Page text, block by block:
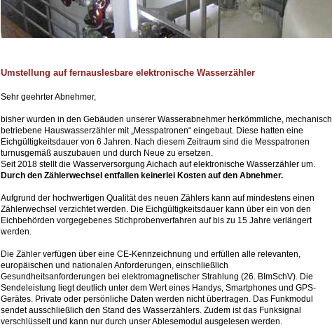
Umstellung auf fernauslesbare elektronische Wasserzähler
Sehr geehrter Abnehmer,
bisher wurden in den Gebäuden unserer Wasserabnehmer herkömmliche, mechanisch
betriebene Hauswasserzähler mit „Messpatronen“ eingebaut. Diese hatten eine
Eichgültigkeitsdauer von 6 Jahren. Nach diesem Zeitraum sind die Messpatronen
turnusgemäß auszubauen und durch Neue zu ersetzen.
Seit 2018 stellt die Wasserversorgung Aichach auf elektronische Wasserzähler um.
Durch den Zählerwechsel entfallen keinerlei Kosten auf den Abnehmer.
Aufgrund der hochwertigen Qualität des neuen Zählers kann auf mindestens einen
Zählerwechsel verzichtet werden. Die Eichgültigkeitsdauer kann über ein von den
Eichbehörden vorgegebenes Stichprobenverfahren auf bis zu 15 Jahre verlängert
werden.
Die Zähler verfügen über eine CE-Kennzeichnung und erfüllen alle relevanten,
europäischen und nationalen Anforderungen, einschließlich
Gesundheitsanforderungen bei elektromagnetischer Strahlung (26. BImSchV). Die
Sendeleistung liegt deutlich unter dem Wert eines Handys, Smartphones und GPS-
Gerätes. Private oder persönliche Daten werden nicht übertragen. Das Funkmodul
sendet ausschließlich den Stand des Wasserzählers. Zudem ist das Funksignal
verschlüsselt und kann nur durch unser Ablesemodul ausgelesen werden.